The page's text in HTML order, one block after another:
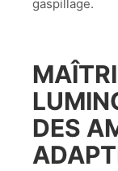
gaspillage.
DES